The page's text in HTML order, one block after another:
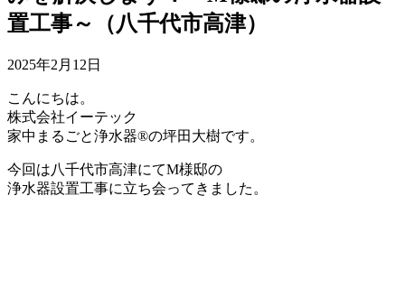
置工事～（八千代市高津）
2025年2月12日
こんにちは。
株式会社イーテック
家中まるごと浄水器®の坪田大樹です。
今回は八千代市高津にてM様邸の
浄水器設置工事に立ち会ってきました。